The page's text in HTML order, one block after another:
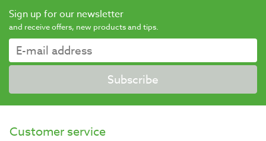
Sign up for our newsletter
and receive offers, new products and tips.
Subscribe
Customer service